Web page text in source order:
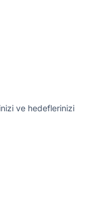
ve hedeflerinizi